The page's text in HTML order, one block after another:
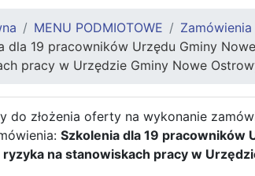
MENU PODMIOTOWE
dla 19 pracowników Urzędu Gminy
pracy w Urzędzie Gminy Nowe
do złożenia oferty na wykonanie
Szkolenia dla 19 pracowników
na stanowiskach pracy w